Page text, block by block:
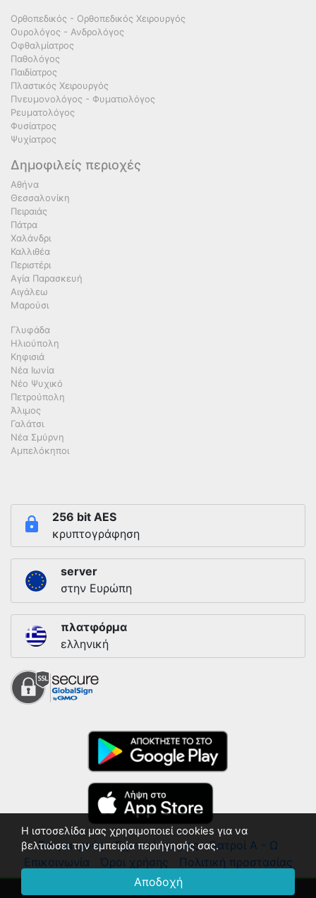
Ορθοπεδικός - Ορθοπεδικός Χειρουργός
Ουρολόγος - Ανδρολόγος
Οφθαλμίατρος
Παθολόγος
Παιδίατρος
Πλαστικός Χειρουργός
Πνευμονολόγος - Φυματιολόγος
Ρευματολόγος
Φυσίατρος
Ψυχίατρος
Δημοφιλείς περιοχές
Αθήνα
Θεσσαλονίκη
Πειραιάς
Πάτρα
Χαλάνδρι
Καλλιθέα
Περιστέρι
Αγία Παρασκευή
Αιγάλεω
Μαρούσι
Γλυφάδα
Ηλιούπολη
Κηφισιά
Νέα Ιωνία
Νέο Ψυχικό
Πετρούπολη
Άλιμος
Γαλάτσι
Νέα Σμύρνη
Αμπελόκηποι
256 bit AES
κρυπτογράφηση
server
στην Ευρώπη
πλατφόρμα
ελληνική
Για γιατρούς Σχετικά με μας
Γιατροί Α - Ω
Επικοινωνία
Όροι χρήσης Πολιτική προστασίας
© 2018 - 2026 ΛΙΣΤΑ ΓΙΑΤΡΩΝ
Η ιστοσελίδα μας χρησιμοποιεί cookies για να
βελτιώσει την εμπειρία περιήγησής σας.
Αποδοχή